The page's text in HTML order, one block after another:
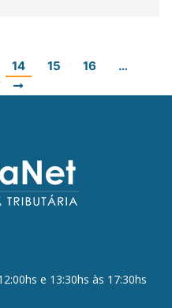
14 15 16
…
e 13:30hs às 17:30hs